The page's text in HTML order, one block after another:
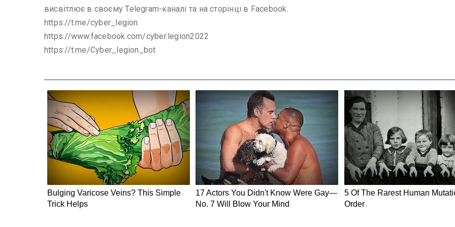
висвітлює в своєму Telegram-каналі та на сторінці в Facebook.
https://t.me/cyber_legion
https://www.facebook.com/cyber.legion2022
https://t.me/Cyber_legion_bot